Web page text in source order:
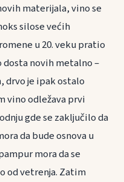
materijala, vino se
silose većih
u 20. veku pratio
novih metalno –
drvo je ipak ostalo
vino odležava prvi
gde se zaključilo da
da bude osnova u
mora da se
od vetrenja. Zatim